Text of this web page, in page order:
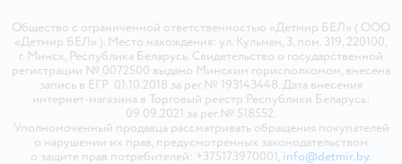
Общество с ограниченной ответственностью «Детмир БЕЛ» ( ООО
«Детмир БЕЛ» ). Место нахождения: ул. Кульман, 3, пом. 319, 220100,
г. Минск, Республика Беларусь. Свидетельство о государственной
регистрации № 0072500 выдано Минским горисполкомом, внесена
запись в ЕГР 01.10.2018 за рег.№ 193143448. Дата внесения
интернет-магазина в Торговый реестр Республики Беларусь:
09.09.2021 за рег.№ 518552.
Уполномоченный продавца рассматривать обращения покупателей
о нарушении их прав, предусмотренных законодательством
о защите прав потребителей: +375173970001, info@detmir.by.